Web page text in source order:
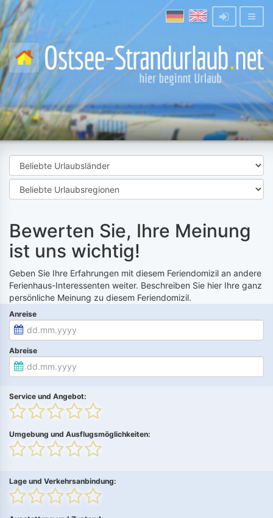
Bewerten Sie, Ihre Meinung
ist uns wichtig!
Geben Sie Ihre Erfahrungen mit diesem Feriendomizil an andere
Ferienhaus-Interessenten weiter. Beschreiben Sie hier Ihre ganz
persönliche Meinung zu diesem Feriendomizil.
Anreise
Abreise
Service und Angebot:
Umgebung und Ausflugsmöglichkeiten:
Lage und Verkehrsanbindung: